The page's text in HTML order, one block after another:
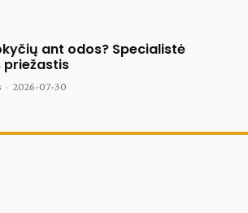
ant odos? Specialistė
priežastis
- 2026-07-30